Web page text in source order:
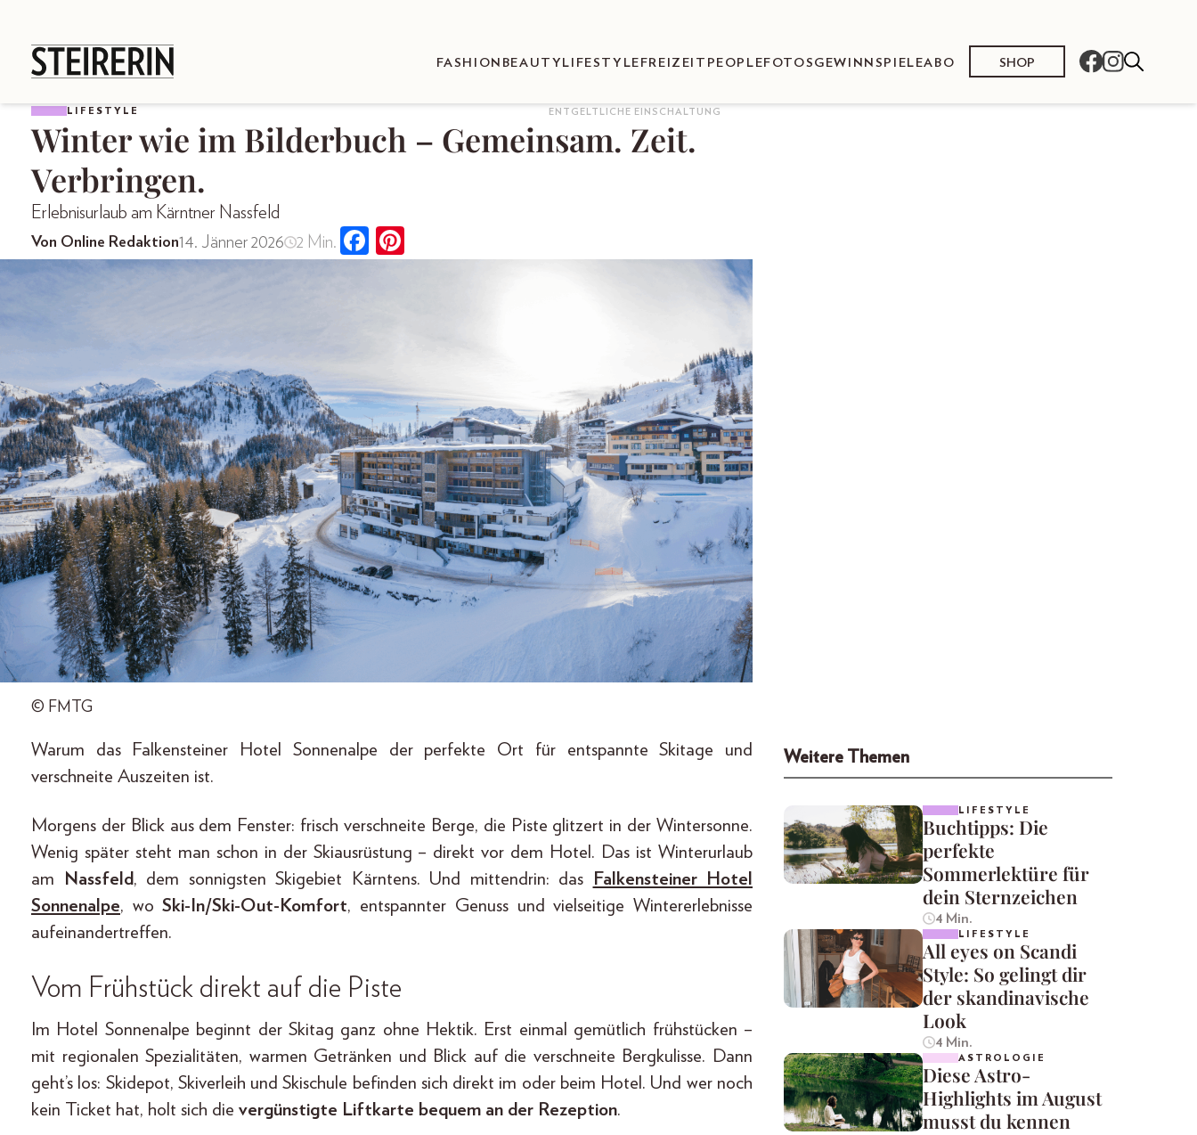
FASHION BEAUTY LIFESTYLE FREIZEIT PEOPLE FOTOS GEWINNSPIELEABO SHOP
LIFESTYLE ENTGELTLICHE EINSCHALTUNG
Winter wie im Bilderbuch – Gemeinsam. Zeit.
Verbringen.
Erlebnisurlaub am Kärntner Nassfeld
Von Online Redaktion14. Jänner 2026 2 Min.
© FMTG
Warum das Falkensteiner Hotel Sonnenalpe der perfekte Ort für entspannte Skitage und
verschneite Auszeiten ist.
Morgens der Blick aus dem Fenster: frisch verschneite Berge, die Piste glitzert in der Wintersonne.
Wenig später steht man schon in der Skiausrüstung – direkt vor dem Hotel. Das ist Winterurlaub
am
Nassfeld, dem sonnigsten Skigebiet Kärntens. Und mittendrin: das
Falkensteiner Hotel
Sonnenalpe, woSki-In/Ski-Out-Komfort, entspannter Genuss und vielseitige Wintererlebnisse
aufeinandertreffen.
Vom Frühstück direkt auf die Piste
Im Hotel Sonnenalpe beginnt der Skitag ganz ohne Hektik. Erst einmal gemütlich frühstücken –
mit regionalen Spezialitäten, warmen Getränken und Blick auf die verschneite Bergkulisse. Dann
geht’s los: Skidepot, Skiverleih und Skischule befinden sich direkt im oder beim Hotel. Und wer noch
kein Ticket hat, holt sich die vergünstigte Liftkarte bequem an der Rezeption.
Weitere Themen
LIFESTYLE
Buchtipps: Die
perfekte
Sommerlektüre für
dein Sternzeichen
4 Min.
LIFESTYLE
All eyes on Scandi
Style: So gelingt dir
der skandinavische
Look
4 Min.
ASTROLOGIE
Diese Astro-
Highlights im August
musst du kennen